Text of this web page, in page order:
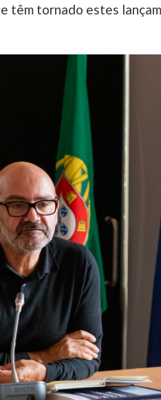
têm tornado estes